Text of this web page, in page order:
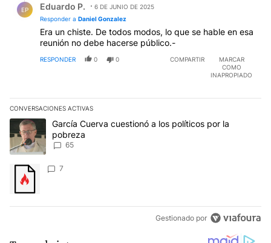
EP Eduardo P.
6 DE JUNIO DE 2025
Responder a Daniel Gonzalez
Era un chiste. De todos modos, lo que se hable en esa
reunión no debe hacerse público.-
RESPONDER 0 0 COMPARTIR
MARCAR
COMO
INAPROPIADO
CONVERSACIONES ACTIVAS
Este listado muestra los artículos con más comentarios en los
Un artículo de tendencia con el título "García Cuerva cuestionó
García Cuerva cuestionó a los políticos por la
pobreza
65
Un artículo de tendencia con el título "" con 7 comentarios.
7
Gestionado por